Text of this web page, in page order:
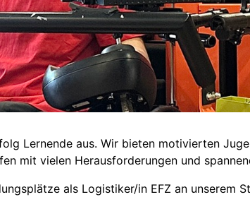
Lernende aus. Wir bieten motivierten
mit vielen Herausforderungen und
als Logistiker/in EFZ an unserem